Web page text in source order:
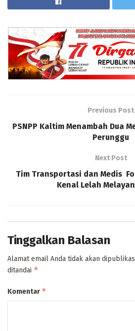
Previous Post
PSNPP Kaltim Menambah Dua
Perunggu
Next Post
Tim Transportasi dan Medis
Kenal Lelah
Tinggalkan Balasan
Alamat email Anda tidak akan
ditandai *
Komentar *